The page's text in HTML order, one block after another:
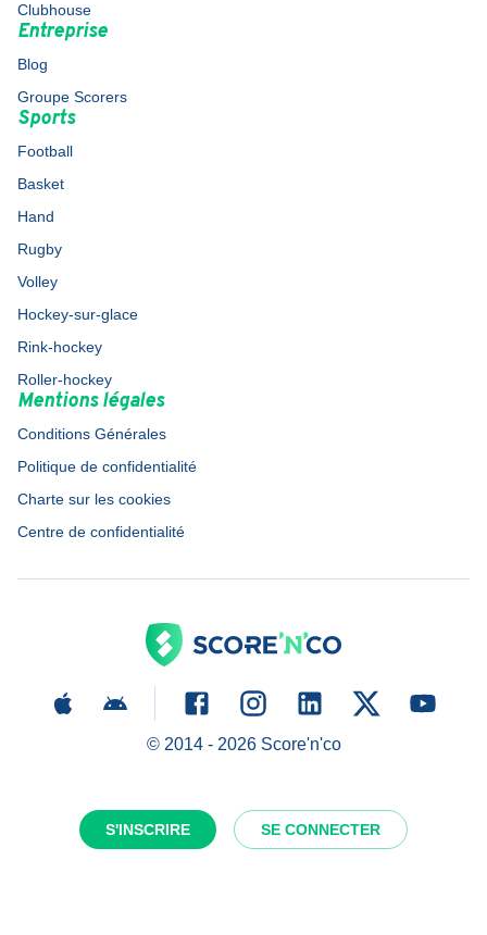
S'INSCRIRE SE CONNECTER
Clubhouse
Entreprise
Blog
Groupe Scorers
Sports
Football
Basket
Hand
Rugby
Volley
Hockey-sur-glace
Rink-hockey
Roller-hockey
Mentions légales
Conditions Générales
Politique de confidentialité
Charte sur les cookies
Centre de confidentialité
© 2014 - 2026Score'n'co